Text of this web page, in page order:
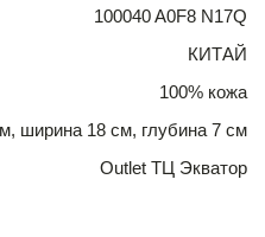
100040 A0F8 N17Q
КИТАЙ
100% кожа
ширина 18 см, глубина 7 см
Outlet ТЦ Экватор